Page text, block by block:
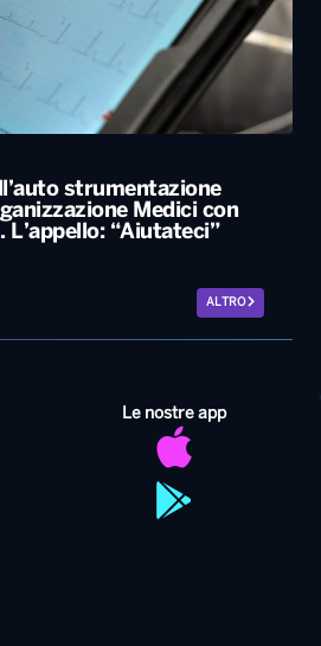
strumentazione
Medici con
L’appello: “Aiutateci”
ALTRO
Le nostre app